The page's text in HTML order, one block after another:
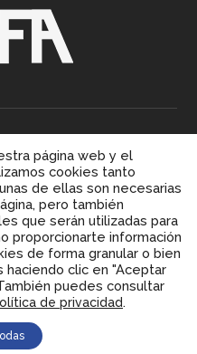
página web y el
cookies tanto
de ellas son necesarias
pero también
que serán utilizadas para
proporcionarte información
de forma granular o bien
haciendo clic en "Aceptar
puedes consultar
de privacidad.